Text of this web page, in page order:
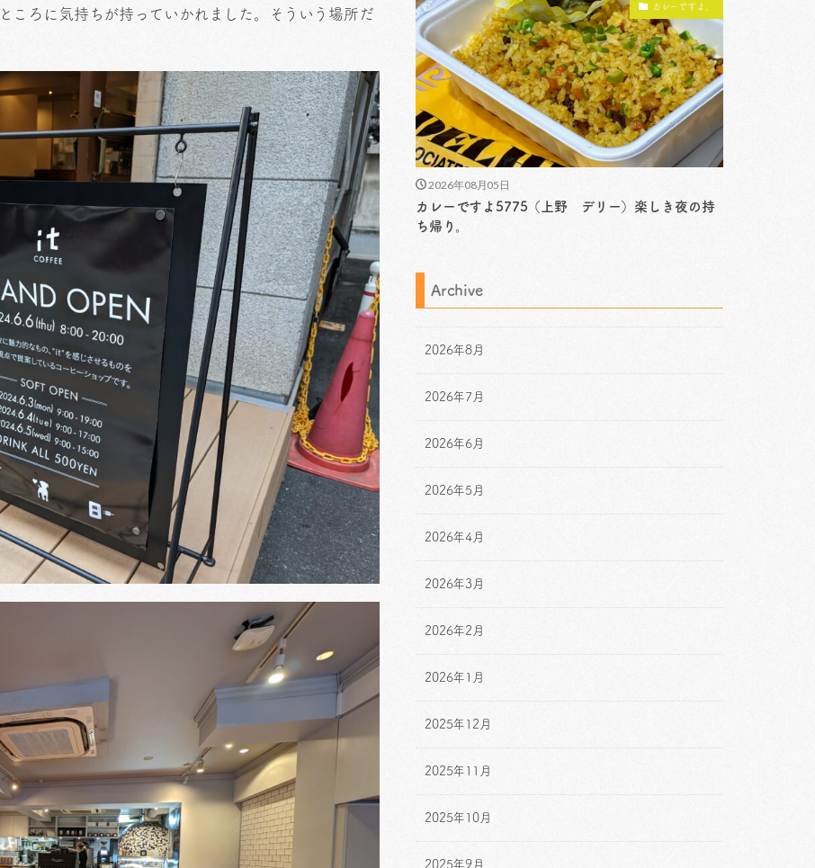
ころに気持ちが持っていかれました。そういう場所だ
カレーですよ。
2026年08月05日
カレーですよ5775（上野 デリー）楽しき夜の持
ち帰り。
Archive
2026年8月
2026年7月
2026年6月
2026年5月
2026年4月
2026年3月
2026年2月
2026年1月
2025年12月
2025年11月
2025年10月
2025年9月